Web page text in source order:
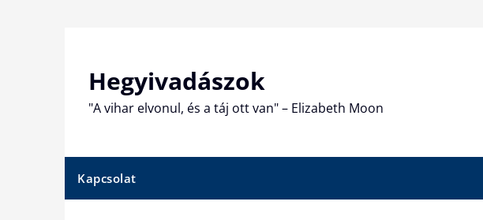
Hegyivadászok
"A vihar elvonul, és a táj ott van" – Elizabeth Moon
Kapcsolat